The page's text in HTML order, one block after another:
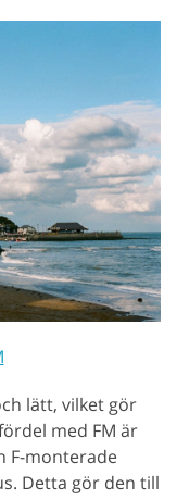
lätt, vilket gör
med FM är
F-monterade
Detta gör den till